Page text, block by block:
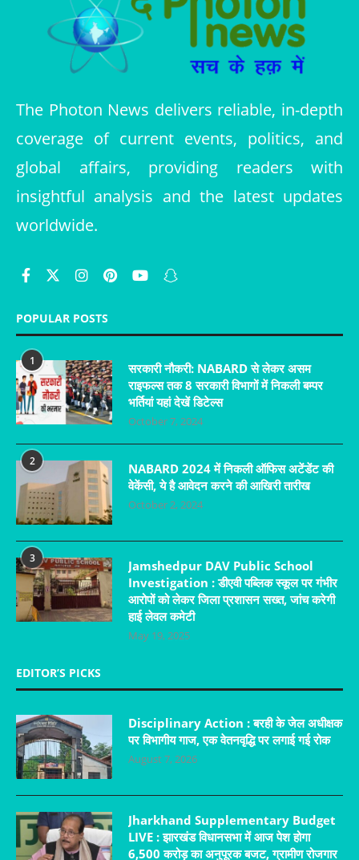
The Photon News delivers reliable, in-depth
coverage of current events, politics, and
global affairs, providing readers with
insightful analysis and the latest updates
worldwide.
POPULAR POSTS
1
सरकारी नौकरी: NABARD से लेकर असम
राइफल्स तक 8 सरकारी विभागों में निकली बम्पर
भर्तियां यहां देखें डिटेल्स
October 7, 2024
2
NABARD 2024 में निकली ऑफिस अटेंडेंट की
वेकेंसी, ये है आवेदन करने की आखिरी तारीख
October 2, 2024
3
Jamshedpur DAV Public School
Investigation : डीएवी पब्लिक स्कूल पर गंभीर
आरोपों को लेकर जिला प्रशासन सख्त, जांच करेगी
हाई लेवल कमेटी
May 19, 2025
EDITOR’S PICKS
Disciplinary Action : बरही के जेल अधीक्षक
पर विभागीय गाज, एक वेतनवृद्धि पर लगाई गई रोक
August 7, 2026
Jharkhand Supplementary Budget
LIVE : झारखंड विधानसभा में आज पेश होगा
6,500 करोड़ का अनुपूरक बजट, ग्रामीण रोजगार